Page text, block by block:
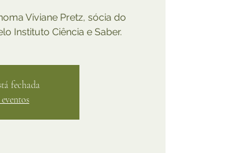
Viviane Pretz, sócia do
Instituto Ciência e Saber.
fechada